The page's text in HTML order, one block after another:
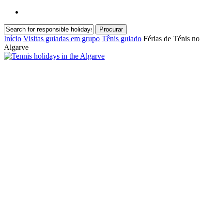
Procurar
Fechar
pesquisa
Início Visitas guiadas em grupo Tênis guiado Férias de Ténis no
Algarve